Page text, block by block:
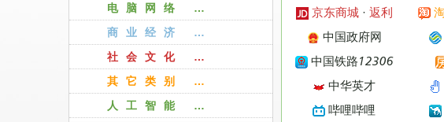
京东商城· 返利
中国政府网
中国铁路12306
中华英才
哔哩哔哩
电脑网络 …
商业经济 …
社会文化 …
其它类别 …
人工智能 …